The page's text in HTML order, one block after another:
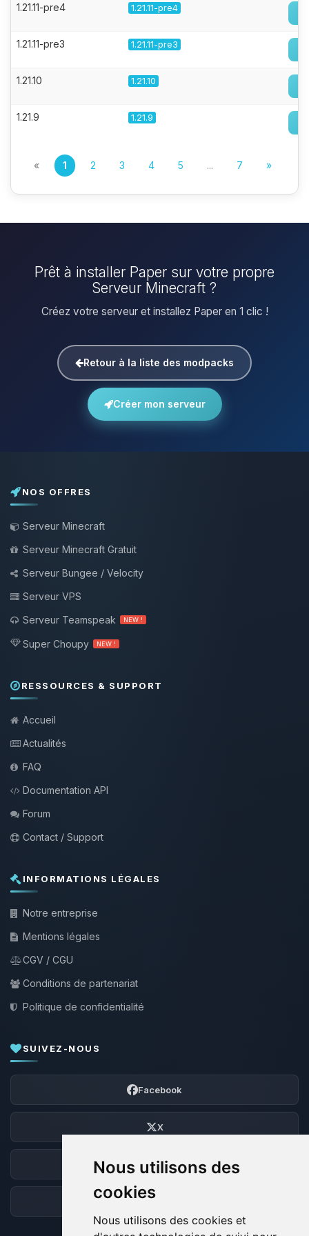
Nous utilisons des
cookies
Nous utilisons des cookies et
1.21.11-pre4 1.21.11-pre4
1.21.11-pre3 1.21.11-pre3
1.21.10 1.21.10
1.21.9 1.21.9
« 1 2 3 4 5 ... 7 »
Prêt à installer Paper sur votre propre
Serveur Minecraft ?
Créez votre serveur et installez Paper en 1 clic !
Retour à la liste des modpacks
Créer mon serveur
NOS OFFRES
Serveur Minecraft
Serveur Minecraft Gratuit
Serveur Bungee / Velocity
Serveur VPS
Serveur Teamspeak
NEW !
Super Choupy NEW !
RESSOURCES & SUPPORT
Accueil
Actualités
FAQ
Documentation API
Forum
Contact / Support
INFORMATIONS LÉGALES
Notre entreprise
Mentions légales
CGV / CGU
Conditions de partenariat
Politique de confidentialité
SUIVEZ-NOUS
Facebook
X
Discord
Forum